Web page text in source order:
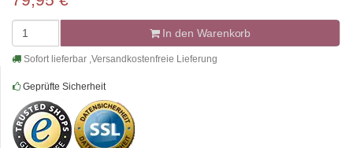
In den Warenkorb
Sofort lieferbar ,Versandkostenfreie Lieferung
Geprüfte Sicherheit